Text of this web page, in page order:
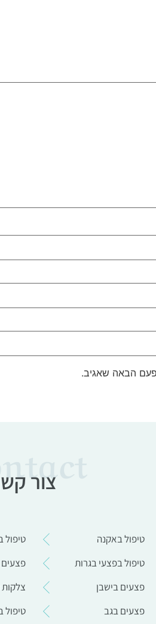
הבאה שאגיב.
צור
טיפול באקנה
טיפול בפצעי בגרות
פצעים בישבן
פצעים בגב
טיפול
פצעים
טיפול